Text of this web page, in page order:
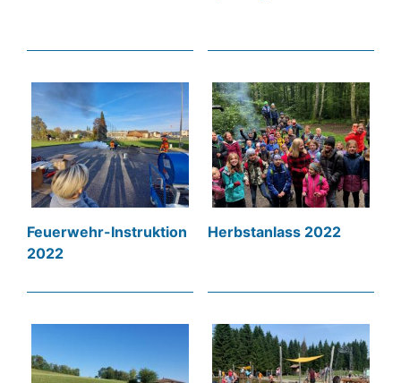
Feuerwehr-Instruktion
2022
Herbstanlass 2022